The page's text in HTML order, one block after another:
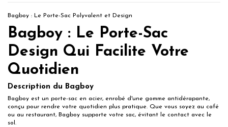
Bagboy : Le Porte-Sac Polyvalent et Design
Bagboy : Le Porte-Sac
Design Qui Facilite Votre
Quotidien
Description du Bagboy
Bagboy est un porte-sac en acier, enrobé d'une gomme antidérapante,
conçu pour rendre votre quotidien plus pratique. Que vous soyez au café
ou au restaurant, Bagboy supporte votre sac, évitant le contact avec le
sol.